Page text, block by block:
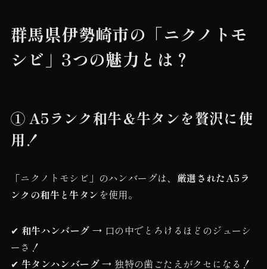
群馬県伊勢崎市の 「ニクノトモ
シビ」3つの魅力とは？
① A5ランク和牛＆牛タンを贅沢に使
用！
「ニクノトモシビ」のハンバーグは、 厳選されたA5ラ
ンクの和牛と牛タンを使用。
✔ 和牛ハンバーグ → 口の中でとろけるほどのジューシ
ーさ！
✔ 牛タンハンバーグ→ 独特の歯ごたえがクセになる！